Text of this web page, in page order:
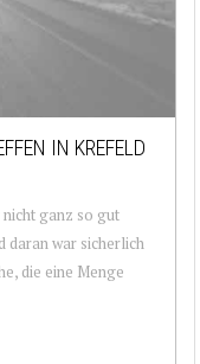
IN KREFELD
ganz so gut
daran war sicherlich
die eine Menge